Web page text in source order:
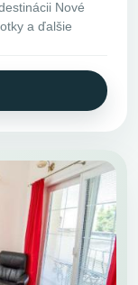
Nové
a ďalšie